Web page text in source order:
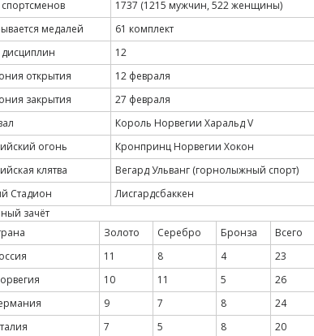
1737 (1215 мужчин, 522 женщины)
медалей
61 комплект
12
открытия
12 февраля
закрытия
27 февраля
Король Норвегии Харальд V
огонь
Кронпринц Норвегии Хокон
клятва
Вегард Ульванг (горнолыжный спорт)
Стадион
Лисгардсбаккен
зачёт
Золото Серебро Бронза
Всего
11 8 4
23
10 11 5
26
9 7 8
24
7 5 8
20